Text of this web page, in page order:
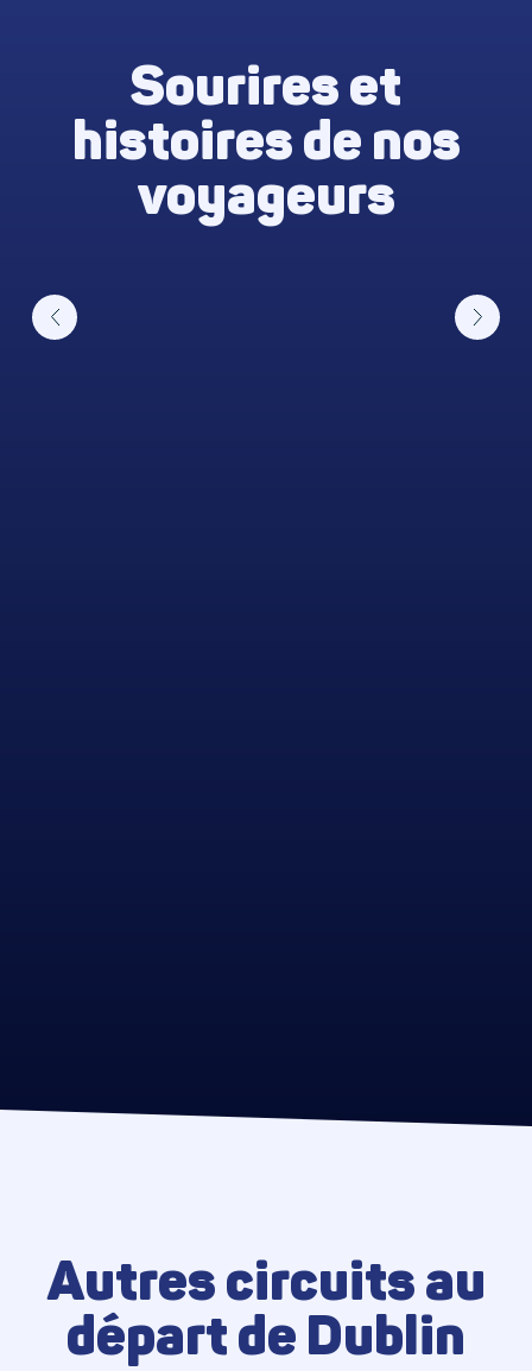
Sourires et
histoires de nos
voyageurs
Autres circuits au
départ de Dublin